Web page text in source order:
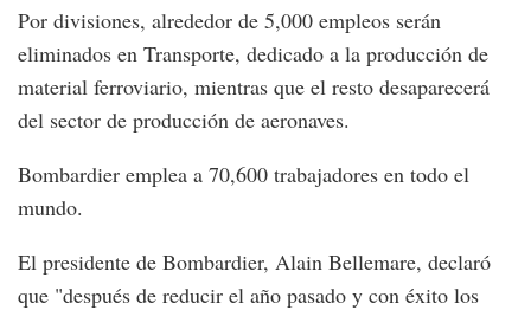
Por divisiones, alrededor de 5,000 empleos serán
eliminados en Transporte, dedicado a la producción de
material ferroviario, mientras que el resto desaparecerá
del sector de producción de aeronaves.
Bombardier emplea a 70,600 trabajadores en todo el
mundo.
El presidente de Bombardier, Alain Bellemare, declaró
que "después de reducir el año pasado y con éxito los